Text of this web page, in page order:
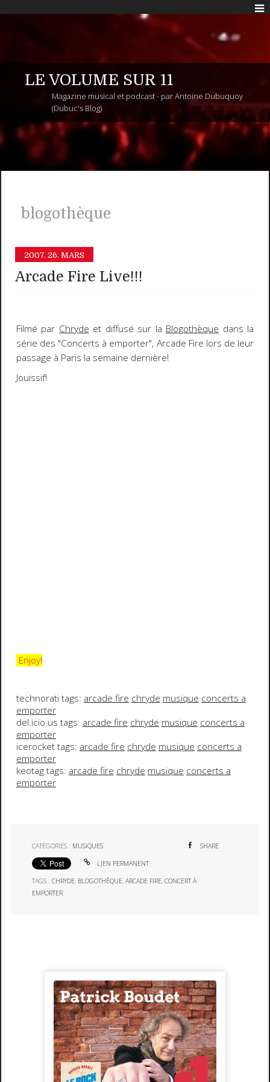
LE VOLUME SUR 11
Magazine musical et podcast - par Antoine Dubuquoy
(Dubuc's Blog)
blogothèque
2007. 26. MARS
Arcade Fire Live!!!
Filmé par Chryde et diffusé sur la Blogothèque dans la
série des "Concerts à emporter", Arcade Fire lors de leur
passage à Paris la semaine dernière!
Jouissif!
Enjoy!
technorati tags: arcade fire chryde musique concerts a
emporter
del.icio.us tags: arcade fire chryde musique concerts a
emporter
icerocket tags: arcade fire chryde musique concerts a
emporter
keotag tags: arcade fire chryde musique concerts a
emporter
CATÉGORIES : MUSIQUES SHARE
LIEN PERMANENT
TAGS :CHRYDE, BLOGOTHÈQUE,ARCADE FIRE,CONCERT À
EMPORTER